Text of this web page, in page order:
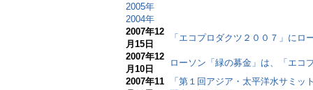
2005年
2004年
2007年12
月15日
「エコプロダクツ２００７」に
2007年12
月10日
ローソン「緑の募金」は、「エコ
2007年11
「第１回アジア・太平洋水サミ